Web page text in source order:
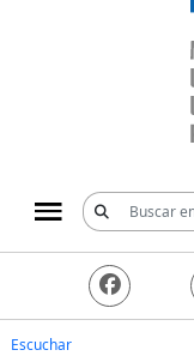
Escuchar